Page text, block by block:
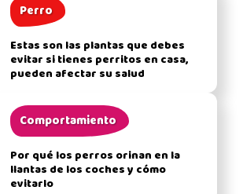
Perro
Estas son las plantas que debes
evitar si tienes perritos en casa,
pueden afectar su salud
Comportamiento
Por qué los perros orinan en la
llantas de los coches y cómo
evitarlo